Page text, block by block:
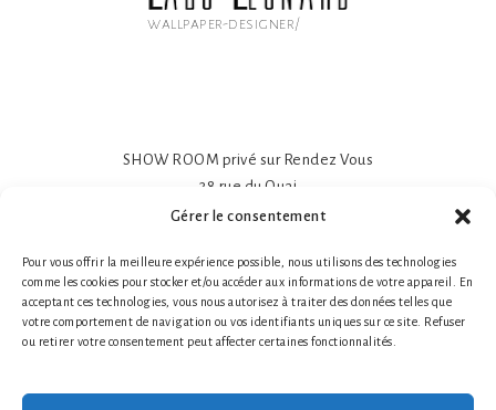
Gérer le consentement
Pour vous offrir la meilleure expérience possible, nous utilisons des technologies
comme les cookies pour stocker et/ou accéder aux informations de votre appareil. En
acceptant ces technologies, vous nous autorisez à traiter des données telles que
votre comportement de navigation ou vos identifiants uniques sur ce site. Refuser
ou retirer votre consentement peut affecter certaines fonctionnalités.
wallpaper-designer/
SHOW ROOM privé sur Rendez Vous
38 rue du Quai
81600 GAILLAC
Impression sur-mesure
Made in France- Made in Tarn
Tél. 1 : +33 (0)6 78 66 87 25 Nathalie Guillot
Tél. 2 : +33 (0)6 87 49 60 20 Bruno Defontaine
Mentions légales|© 2026 LABO-LEONARD